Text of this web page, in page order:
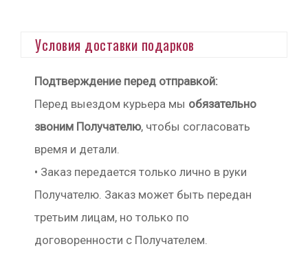
Условия доставки подарков
Подтверждение перед отправкой:
Перед выездом курьера мы обязательно
звоним Получателю, чтобы согласовать
время и детали.
• Заказ передается только лично в руки
Получателю. Заказ может быть передан
третьим лицам, но только по
договоренности с Получателем.